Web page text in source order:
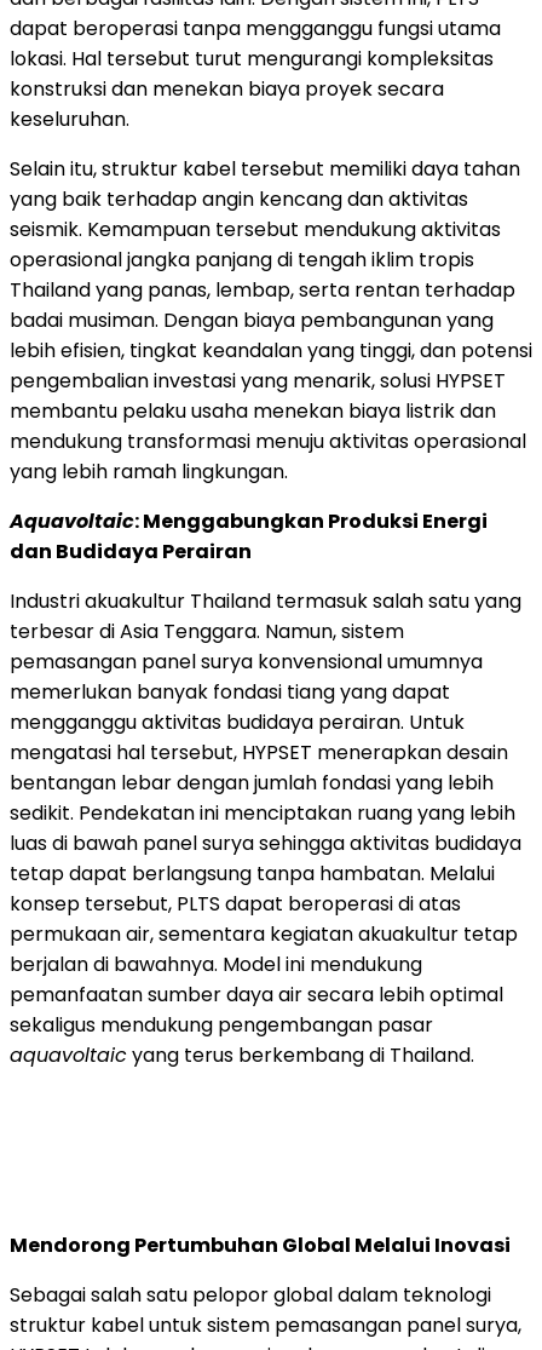
dapat beroperasi tanpa mengganggu fungsi utama
lokasi. Hal tersebut turut mengurangi kompleksitas
konstruksi dan menekan biaya proyek secara
keseluruhan.
Selain itu, struktur kabel tersebut memiliki daya tahan
yang baik terhadap angin kencang dan aktivitas
seismik. Kemampuan tersebut mendukung aktivitas
operasional jangka panjang di tengah iklim tropis
Thailand yang panas, lembap, serta rentan terhadap
badai musiman. Dengan biaya pembangunan yang
lebih efisien, tingkat keandalan yang tinggi, dan potensi
pengembalian investasi yang menarik, solusi HYPSET
membantu pelaku usaha menekan biaya listrik dan
mendukung transformasi menuju aktivitas operasional
yang lebih ramah lingkungan.
Aquavoltaic: Menggabungkan Produksi Energi
dan Budidaya Perairan
Industri akuakultur Thailand termasuk salah satu yang
terbesar di Asia Tenggara. Namun, sistem
pemasangan panel surya konvensional umumnya
memerlukan banyak fondasi tiang yang dapat
mengganggu aktivitas budidaya perairan. Untuk
mengatasi hal tersebut, HYPSET menerapkan desain
bentangan lebar dengan jumlah fondasi yang lebih
sedikit. Pendekatan ini menciptakan ruang yang lebih
luas di bawah panel surya sehingga aktivitas budidaya
tetap dapat berlangsung tanpa hambatan. Melalui
konsep tersebut, PLTS dapat beroperasi di atas
permukaan air, sementara kegiatan akuakultur tetap
berjalan di bawahnya. Model ini mendukung
pemanfaatan sumber daya air secara lebih optimal
sekaligus mendukung pengembangan pasar
aquavoltaicyang terus berkembang di Thailand.
Mendorong Pertumbuhan Global Melalui Inovasi
Sebagai salah satu pelopor global dalam teknologi
struktur kabel untuk sistem pemasangan panel surya,